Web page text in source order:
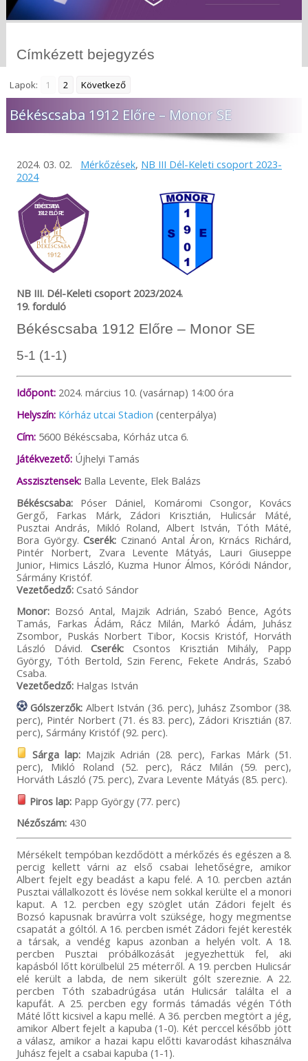
Címkézett bejegyzés
Lapok: 1 2 Következő
Békéscsaba 1912 Előre – Monor SE
2024. 03. 02. Mérkőzések, NB III Dél-Keleti csoport 2023-
2024
NB III. Dél-Keleti csoport 2023/2024.
19. forduló
Békéscsaba 1912 Előre – Monor SE
5-1 (1-1)
Időpont:2024. március 10. (vasárnap) 14:00 óra
Helyszín: Kórház utcai Stadion (centerpálya)
Cím:5600 Békéscsaba, Kórház utca 6.
Játékvezető:Újhelyi Tamás
Asszisztensek:Balla Levente, Elek Balázs
Békéscsaba:Póser Dániel, Komáromi Csongor, Kovács
Gergő, Farkas Márk, Zádori Krisztián, Hulicsár Máté,
Pusztai András, Mikló Roland, Albert István, Tóth Máté,
Bora György.Cserék: Czinanó Antal Áron, Krnács Richárd,
Pintér Norbert, Zvara Levente Mátyás, Lauri Giuseppe
Junior, Himics László, Kuzma Hunor Álmos, Kóródi Nándor,
Sármány Kristóf.
Vezetőedző:Csató Sándor
Monor:Bozsó Antal, Majzik Adrián, Szabó Bence, Agóts
Tamás, Farkas Ádám, Rácz Milán, Markó Ádám, Juhász
Zsombor, Puskás Norbert Tibor, Kocsis Kristóf, Horváth
László Dávid.Cserék: Csontos Krisztián Mihály, Papp
György, Tóth Bertold, Szin Ferenc, Fekete András, Szabó
Csaba.
Vezetőedző:Halgas István
Gólszerzők: Albert István (36. perc), Juhász Zsombor (38.
perc), Pintér Norbert (71. és 83. perc), Zádori Krisztián (87.
perc), Sármány Kristóf (92. perc).
Sárga lap: Majzik Adrián (28. perc), Farkas Márk (51.
perc), Mikló Roland (52. perc), Rácz Milán (59. perc),
Horváth László (75. perc), Zvara Levente Mátyás (85. perc).
Piros lap:Papp György (77. perc)
Nézőszám:430
Mérsékelt tempóban kezdődött a mérkőzés és egészen a 8.
percig kellett várni az első csabai lehetőségre, amikor
Albert fejelt egy beadást a kapu felé. A 10. percben aztán
Pusztai vállalkozott és lövése nem sokkal kerülte el a monori
kaput. A 12. percben egy szöglet után Zádori fejelt és
Bozsó kapusnak bravúrra volt szüksége, hogy megmentse
csapatát a góltól. A 16. percben ismét Zádori fejét keresték
a társak, a vendég kapus azonban a helyén volt. A 18.
percben Pusztai próbálkozását jegyezhettük fel, aki
kapásból lőtt körülbelül 25 méterről. A 19. percben Hulicsár
elé került a labda, de nem sikerült gólt szereznie. A 22.
percben Tóth szabadrúgása után Hulicsár találta el a
kapufát. A 25. percben egy formás támadás végén Tóth
Máté lőtt kicsivel a kapu mellé. A 36. percben megtört a jég,
amikor Albert fejelt a kapuba (1-0). Két perccel később jött
a válasz, amikor a hazai kapu előtti kavarodást kihasználva
Juhász fejelt a csabai kapuba (1-1).